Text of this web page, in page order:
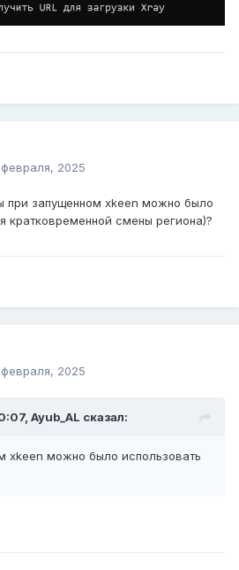
2025
при запущенном xkeen можно было
кратковременной смены региона)?
2025
Ayub_AL сказал:
xkeen можно было использовать